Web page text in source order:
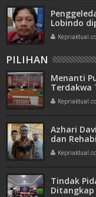
Lobindo
PILIHAN
Menanti
Terdakwa
Seumur
Azhari
dan
Tindak
Ditangkap